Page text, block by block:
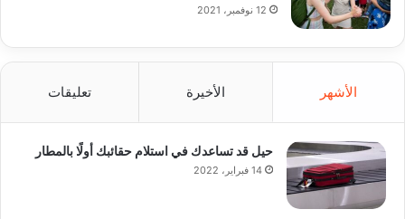
12 نوفمبر، 2021
الأشهر الأخيرة تعليقات
حيل قد تساعدك في استلام حقائبك أولًا بالمطار
14 فبراير، 2022